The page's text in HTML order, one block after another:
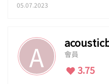
05.07.2023
A 會員
3.75